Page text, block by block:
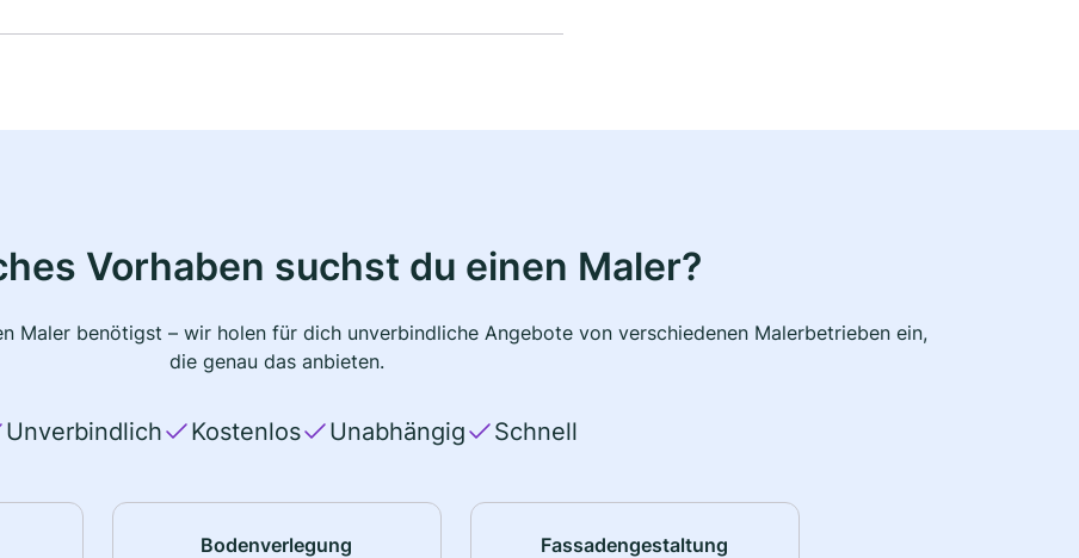
Vorhaben suchst du einen Maler?
Maler benötigst – wir holen für dich unverbindliche Angebote von verschiedenen Malerbetrieben ein,
die genau das anbieten.
Unverbindlich Kostenlos Unabhängig Schnell
Bodenverlegung Fassadengestaltung